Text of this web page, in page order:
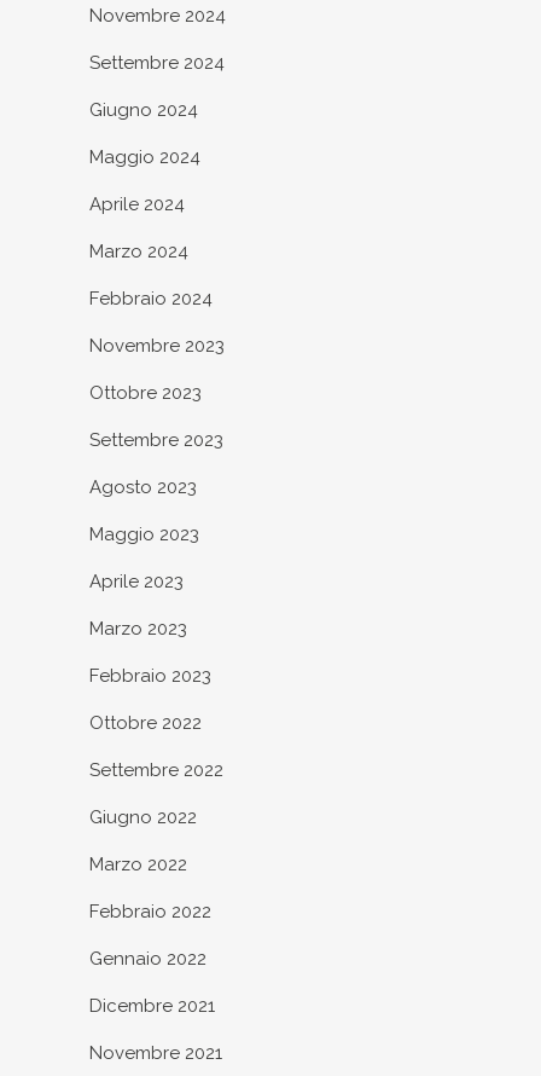
Novembre 2024
Settembre 2024
Giugno 2024
Maggio 2024
Aprile 2024
Marzo 2024
Febbraio 2024
Novembre 2023
Ottobre 2023
Settembre 2023
Agosto 2023
Maggio 2023
Aprile 2023
Marzo 2023
Febbraio 2023
Ottobre 2022
Settembre 2022
Giugno 2022
Marzo 2022
Febbraio 2022
Gennaio 2022
Dicembre 2021
Novembre 2021